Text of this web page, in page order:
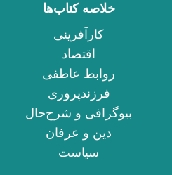
خلاصه کتاب‌ها
کارآفرینی
اقتصاد
روابط عاطفی
فرزندپروری
بیوگرافی و شرح‌حال
دین و عرفان
سیاست